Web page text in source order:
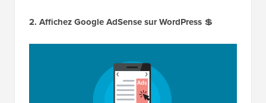
2. Affichez Google AdSense sur WordPress 💲